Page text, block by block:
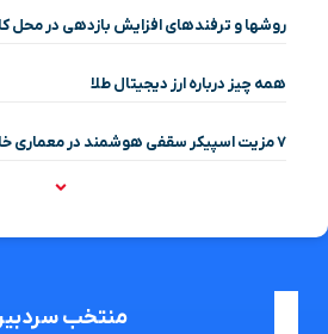
روشها و ترفندهای افزایش بازدهی در محل
همه چیز درباره ارز دیجیتال طلا
۷ مزیت اسپیکر سقفی هوشمند در معماری خانه‌ های مدرن
منتخب